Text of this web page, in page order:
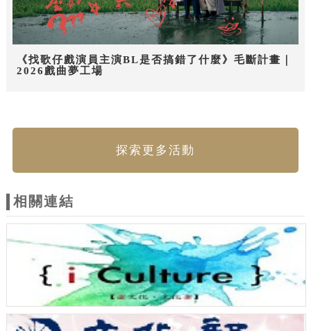
《找歌仔戲演員主演BL是否搞錯了什麼》毛斷計畫｜
2026戲曲夢工場
探索更多活動
相關連結